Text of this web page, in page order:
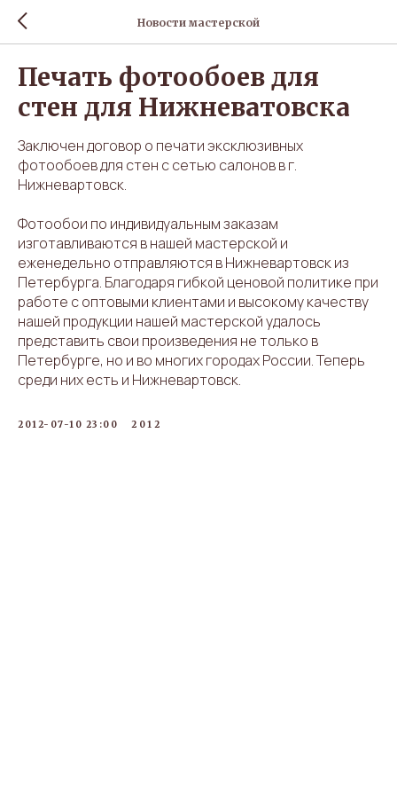
Новости мастерской
Печать фотообоев для
стен для Нижневатовска
Заключен договор о печати эксклюзивных
фотообоев для стен с сетью салонов в г.
Нижневартовск.
Фотообои по индивидуальным заказам
изготавливаются в нашей мастерской и
еженедельно отправляются в Нижневартовск из
Петербурга. Благодаря гибкой ценовой политике при
работе с оптовыми клиентами и высокому качеству
нашей продукции нашей мастерской удалось
представить свои произведения не только в
Петербурге, но и во многих городах России. Теперь
среди них есть и Нижневартовск.
2012-07-10 23:00 2012